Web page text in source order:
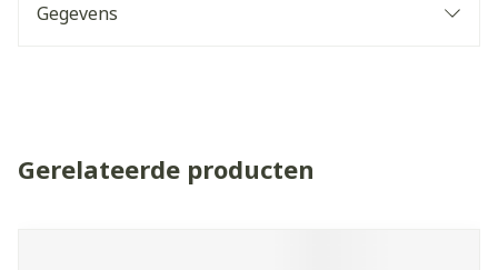
Gegevens
Gerelateerde producten